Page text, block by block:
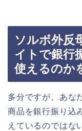
ソルボ外反
イトで銀行
使えるのか
多分ですが、あな
商品を銀行振り込
えているのではな